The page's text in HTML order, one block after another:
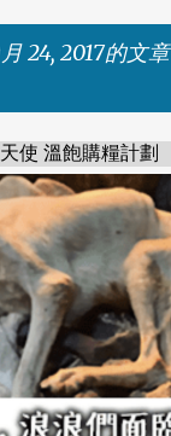
24, 2017的文章
使 溫飽購糧計劃